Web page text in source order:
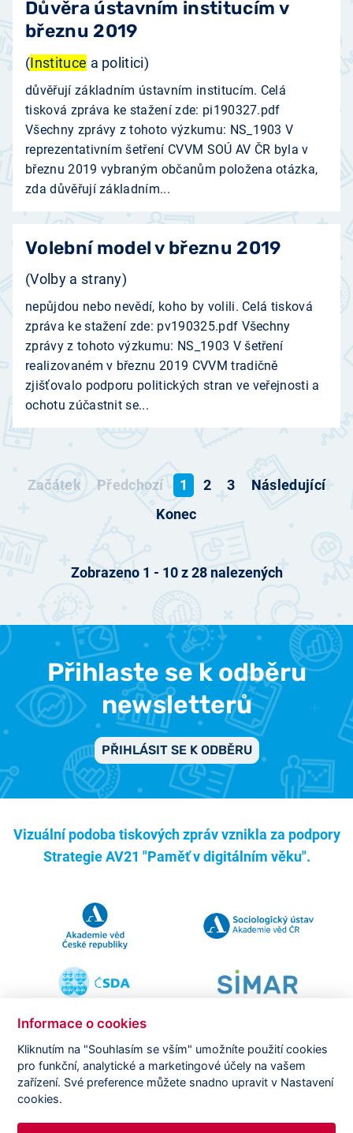
Důvěra ústavním institucím v
březnu 2019
(Instituce a politici)
důvěřují základním ústavním institucím. Celá
tisková zpráva ke stažení zde: pi190327.pdf
Všechny zprávy z tohoto výzkumu: NS_1903 V
reprezentativním šetření CVVM SOÚ AV ČR byla v
březnu 2019 vybraným občanům položena otázka,
zda důvěřují základním...
Volební model v březnu 2019
(Volby a strany)
nepůjdou nebo nevědí, koho by volili. Celá tisková
zpráva ke stažení zde: pv190325.pdf Všechny
zprávy z tohoto výzkumu: NS_1903 V šetření
realizovaném v březnu 2019 CVVM tradičně
zjišťovalo podporu politických stran ve veřejnosti a
ochotu zúčastnit se...
Začátek Předchozí 1 2 3
Následující
Konec
Zobrazeno 1 - 10z28nalezených
Přihlaste se k odběru
newsletterů
PŘIHLÁSIT SE K ODBĚRU
Vizuální podoba tiskových zpráv vznikla za podpory
Strategie AV21 "Paměť v digitálním věku".
Copyright © CVVM | Právní ujednání| Nastavení cookies
Prohlášení o zpracování osobních údajů
Informace o cookies
Kliknutím na "Souhlasím se vším" umožníte použití cookies
pro funkční, analytické a marketingové účely na vašem
zařízení. Své preference můžete snadno upravit v Nastavení
cookies.